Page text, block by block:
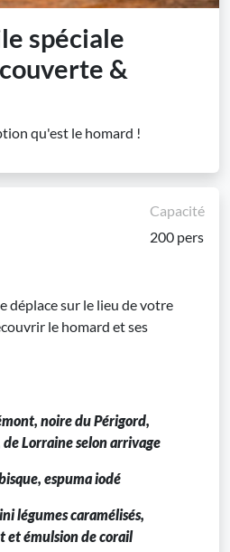
spéciale
&
qu'est le homard !
Capacité
200 pers
déplace sur le lieu de votre
le homard et ses
noire du Périgord,
Lorraine selon arrivage
espuma iodé
légumes caramélisés,
et émulsion de corail